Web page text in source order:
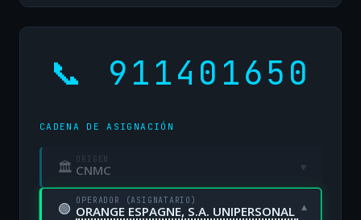
📞 911401650
CADENA DE ASIGNACIÓN
🏛 ORIGEN
CNMC ▾
🟢 OPERADOR (ASIGNATARIO)
ORANGE ESPAGNE, S.A. UNIPERSONAL ▾